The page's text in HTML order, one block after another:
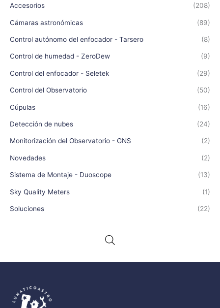
Accesorios (208)
Cámaras astronómicas (89)
Control autónomo del enfocador - Tarsero (8)
Control de humedad - ZeroDew (9)
Control del enfocador - Seletek (29)
Control del Observatorio (50)
Cúpulas (16)
Detección de nubes (24)
Monitorización del Observatorio - GNS (2)
Novedades (2)
Sistema de Montaje - Duoscope (13)
Sky Quality Meters (1)
Soluciones (22)